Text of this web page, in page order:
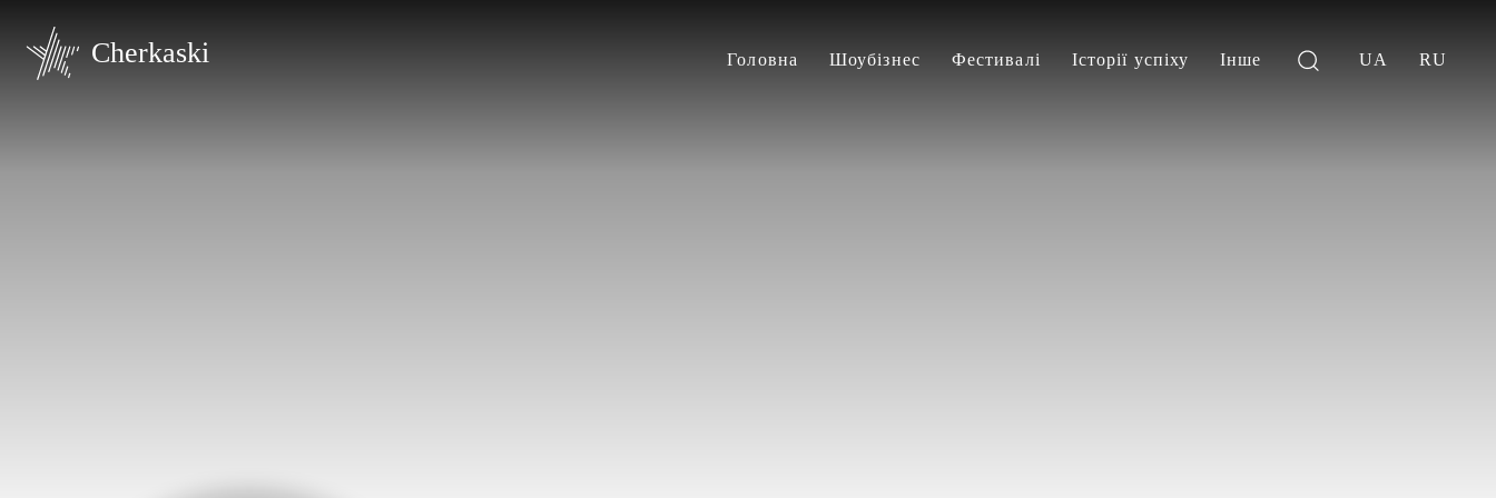
Cherkaski Головна Шоубізнес Фестивалі Історії успіху Інше UA RU